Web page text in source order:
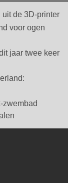
uit de 3D-printer
voor ogen
jaar twee keer
zwembad